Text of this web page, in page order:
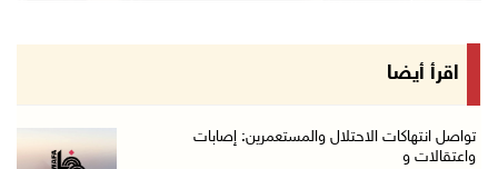
مستعمرون يهاجمون مساكن المواطنين في خربة الحم ...
بعد تجديد منع زيارات المعتقلين: أبو الحمص يدع ...
اقرأ أيضا
تواصل انتهاكات الاحتلال والمستعمرين: إصابات
واعتقالات و